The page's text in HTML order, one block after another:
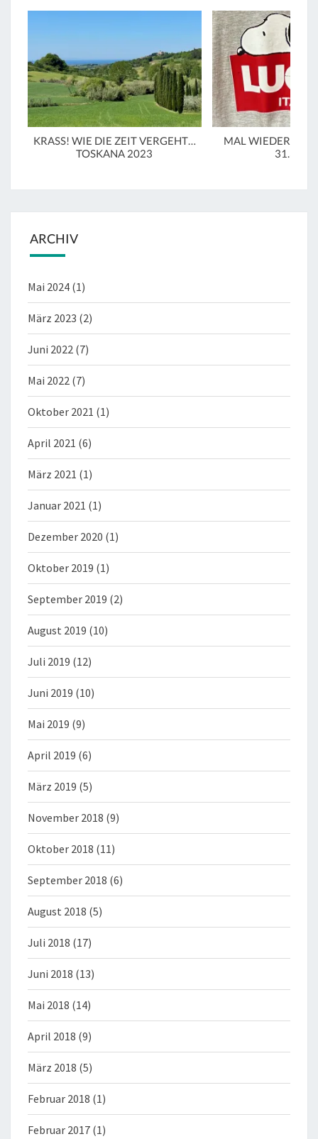
KRASS! WIE DIE ZEIT VERGEHT…
TOSKANA 2023
MAL WIEDER IN
ARCHIV
Mai 2024 (1)
März 2023 (2)
Juni 2022 (7)
Mai 2022 (7)
Oktober 2021 (1)
April 2021 (6)
März 2021 (1)
Januar 2021 (1)
Dezember 2020 (1)
Oktober 2019 (1)
September 2019 (2)
August 2019 (10)
Juli 2019 (12)
Juni 2019 (10)
Mai 2019 (9)
April 2019 (6)
März 2019 (5)
November 2018 (9)
Oktober 2018 (11)
September 2018 (6)
August 2018 (5)
Juli 2018 (17)
Juni 2018 (13)
Mai 2018 (14)
April 2018 (9)
März 2018 (5)
Februar 2018 (1)
Februar 2017 (1)